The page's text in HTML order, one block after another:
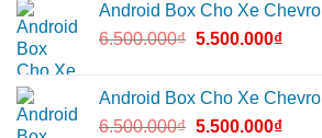
Android Box Cho Xe
6.500.000₫ 5.500.000₫
Android Box Cho Xe
6.500.000₫ 5.500.000₫